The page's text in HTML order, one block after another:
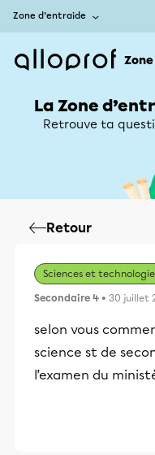
Zone d’entraide
La Zone
Retrouve ta
Retour
Sciences et
Secondaire 4 • 30 juillet
selon vous
science st de
l’examen du